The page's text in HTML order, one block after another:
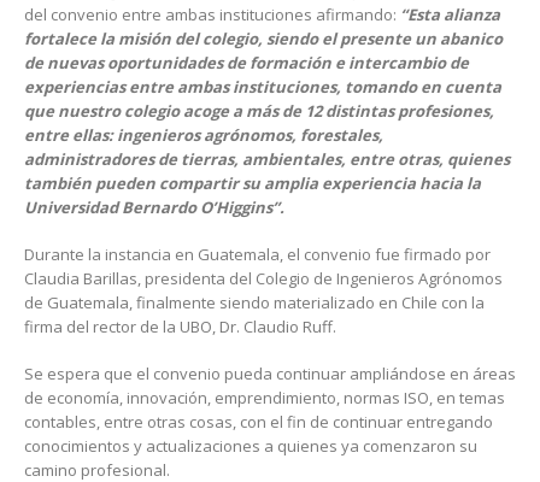
del convenio entre ambas instituciones afirmando: “Esta alianza
fortalece la misión del colegio, siendo el presente un abanico
de nuevas oportunidades de formación e intercambio de
experiencias entre ambas instituciones, tomando en cuenta
que nuestro colegio acoge a más de 12 distintas profesiones,
entre ellas: ingenieros agrónomos, forestales,
administradores de tierras, ambientales, entre otras, quienes
también pueden compartir su amplia experiencia hacia la
Universidad Bernardo O’Higgins”.
Durante la instancia en Guatemala, el convenio fue firmado por
Claudia Barillas, presidenta del Colegio de Ingenieros Agrónomos
de Guatemala, finalmente siendo materializado en Chile con la
firma del rector de la UBO, Dr. Claudio Ruff.
Se espera que el convenio pueda continuar ampliándose en áreas
de economía, innovación, emprendimiento, normas ISO, en temas
contables, entre otras cosas, con el fin de continuar entregando
conocimientos y actualizaciones a quienes ya comenzaron su
camino profesional.